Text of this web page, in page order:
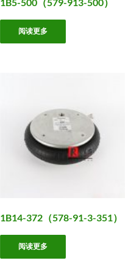
阅读更多
1B14-372（578-91-3-351）
阅读更多